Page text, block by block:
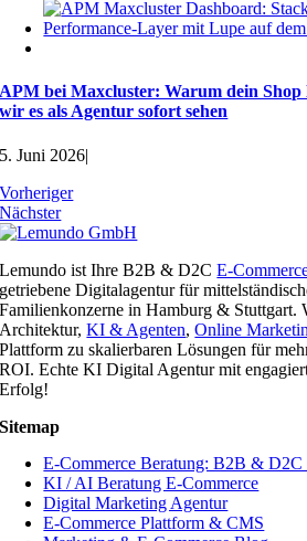
APM bei Maxcluster: Warum dein Shop
wir es als Agentur sofort sehen
5. Juni 2026|
Vorheriger
Nächster
Lemundo ist Ihre B2B & D2CE-
getriebene Digitalagentur für
Familienkonzerne in Hamburg & Stuttgart.
Architektur,KI & Agenten,Online
Plattform zu skalierbaren Lösungen für
ROI. Echte KI Digital Agentur mit
Erfolg!
Sitemap
E-Commerce Beratung: B2B & D2C
KI / AI Beratung E-Commerce
Digital Marketing Agentur
E-Commerce Plattform & CMS